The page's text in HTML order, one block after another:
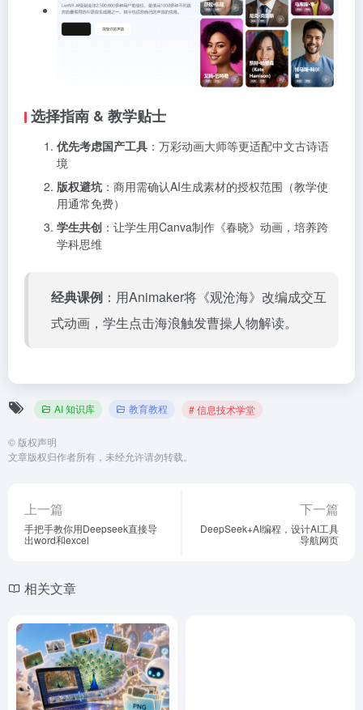
选择指南 & 教学贴士
优先考虑国产工具 ：万彩动画大师等更适配中文古诗语
境
版权避坑 ：商用需确认AI生成素材的授权范围（教学使
用通常免费）
学生共创 ：让学生用Canva制作《春晓》动画，培养跨
学科思维
经典课例 ：用Animaker将《观沧海》改编成交互
式动画，学生点击海浪触发曹操人物解读。
AI 知识库 教育教程 # 信息技术学堂
© 版权声明
文章版权归作者所有，未经允许请勿转载。
上一篇
手把手教你用Deepseek直接导
出word和excel
下一篇
DeepSeek+AI编程，设计AI工具
导航网页
相关文章